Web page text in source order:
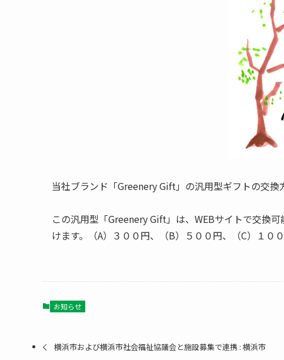
当社ブランド「Greenery Gift」の汎用型ギフトの交換
この汎用型「Greenery Gift」は、WEBサイトで交換
けます。（A）３００円、（B）５００円、（C）１０
お知らせ
横浜市および横浜市社会福祉協議会と施設募集で連携 : 横浜市